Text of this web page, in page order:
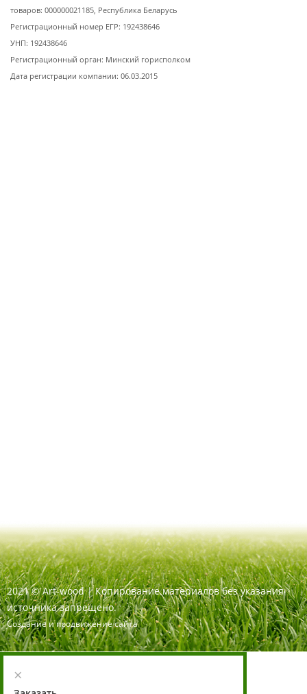
товаров: 000000021185, Республика Беларусь
Регистрационный номер ЕГР: 192438646
УНП: 192438646
Регистрационный орган: Минский горисполком
Дата регистрации компании: 06.03.2015
2021 ©Art-wood |Копирование материалов без указания
источника запрещено.
Создание и продвижение сайта
×